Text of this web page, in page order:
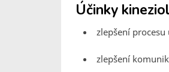
Účinky
zlepšení procesu
zlepšení